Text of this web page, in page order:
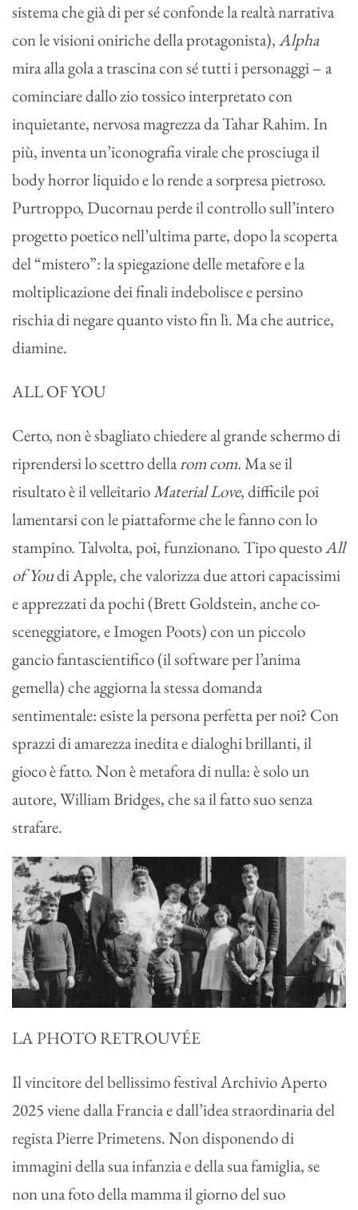
sistema che già di per sé confonde la realtà narrativa
con le visioni oniriche della protagonista),Alpha
mira alla gola a trascina con sé tutti i personaggi – a
cominciare dallo zio tossico interpretato con
inquietante, nervosa magrezza da Tahar Rahim. In
più, inventa un’iconografia virale che prosciuga il
body horror liquido e lo rende a sorpresa pietroso.
Purtroppo, Ducornau perde il controllo sull’intero
progetto poetico nell’ultima parte, dopo la scoperta
del “mistero”: la spiegazione delle metafore e la
moltiplicazione dei finali indebolisce e persino
rischia di negare quanto visto fin lì. Ma che autrice,
diamine.
ALL OF YOU
Certo, non è sbagliato chiedere al grande schermo di
riprendersi lo scettro dellarom com.Ma se il
risultato è il velleitarioMaterial Love, difficile poi
lamentarsi con le piattaforme che le fanno con lo
stampino. Talvolta, poi, funzionano. Tipo questoAll
of Youdi Apple, che valorizza due attori capacissimi
e apprezzati da pochi (Brett Goldstein, anche co-
sceneggiatore, e Imogen Poots) con un piccolo
gancio fantascientifico (il software per l’anima
gemella) che aggiorna la stessa domanda
sentimentale: esiste la persona perfetta per noi? Con
sprazzi di amarezza inedita e dialoghi brillanti, il
gioco è fatto. Non è metafora di nulla: è solo un
autore, William Bridges, che sa il fatto suo senza
strafare.
LA PHOTO RETROUVÉE
Il vincitore del bellissimo festival Archivio Aperto
2025 viene dalla Francia e dall’idea straordinaria del
regista Pierre Primetens. Non disponendo di
immagini della sua infanzia e della sua famiglia, se
non una foto della mamma il giorno del suo